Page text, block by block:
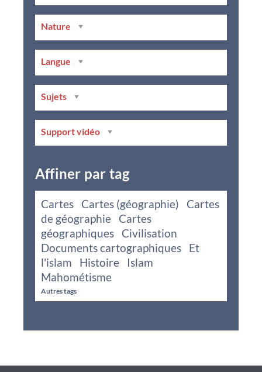
Nature
Langue
Sujets
Support vidéo
Affiner par tag
Cartes Cartes (géographie)
Cartes
de géographie
Cartes
géographiques
Civilisation
Documents cartographiques
Et
l'islam
Histoire
Islam
Mahométisme
Autres tags